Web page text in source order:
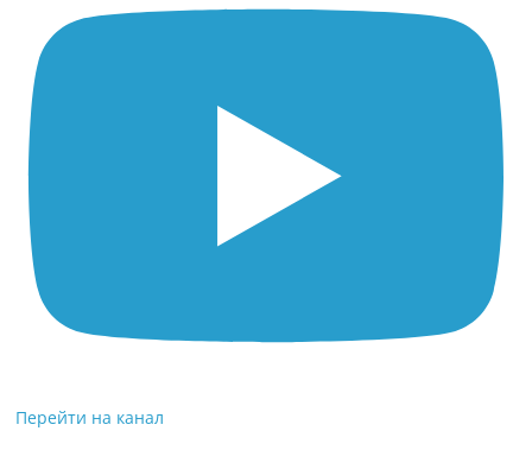
Перейти на канал